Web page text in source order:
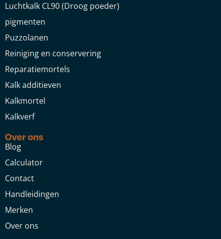
Luchtkalk CL90 (Droog poeder)
pigmenten
Puzzolanen
Reiniging en conservering
Reparatiemortels
Kalk additieven
Kalkmortel
Kalkverf
Over ons
Blog
Calculator
Contact
Handleidingen
Merken
Over ons